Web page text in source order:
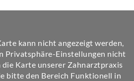
kann nicht angezeigt werden,
Privatsphäre-Einstellungen nicht
Karte unserer Zahnarztpraxis
bitte den Bereich Funktionell in